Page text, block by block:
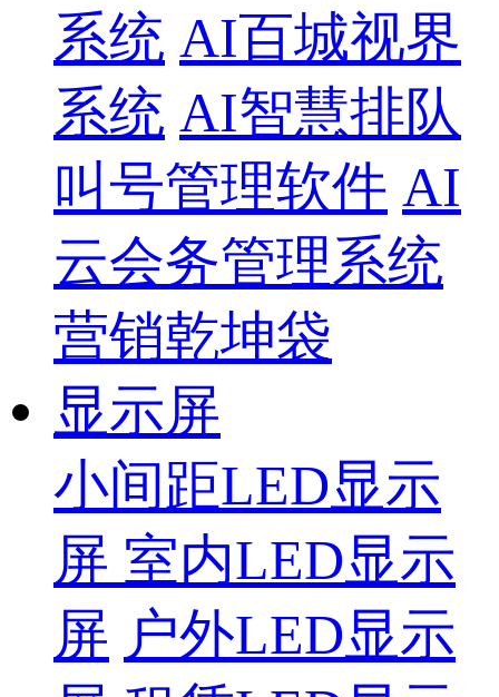
系统 AI百城视界
系统 AI智慧排队
叫号管理软件 AI
云会务管理系统
营销乾坤袋
显示屏
小间距LED显示
屏 室内LED显示
屏 户外LED显示